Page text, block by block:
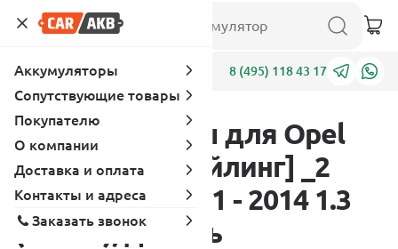
Адреса 8 (495) 118 43 17
Аккумуляторы для Opel
Corsa D [рестайлинг] _2
поколение 2011 - 2014 1.3
(95 л.с.), дизель
Аккумуляторы
Сопутствующие товары
Покупателю
О компании
Доставка и оплата
Контакты и адреса
Заказать звонок